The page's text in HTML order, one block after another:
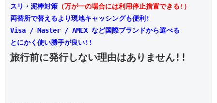
スリ・泥棒対策 （万が一の場合には利用停止措置できる!）
両替所で替えるより現地キャッシングも便利!
Visa / Master / AMEX など国際ブランドから選べる
とにかく使い勝手が良い!!
旅行前に発行しない理由はありません!!